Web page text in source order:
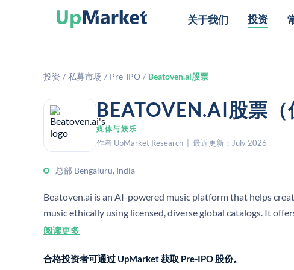
关于我们 投资
投资 / 私募市场 / Pre-IPO / Beatoven.ai股票
BEATOVEN.AI股票（
媒体与娱乐
作者 UpMarket Research | 最近更新：July 2026
总部 Bengaluru, India
Beatoven.ai is an AI-powered music platform that helps
music ethically using licensed, diverse global catalogs. It
creators and claims to be one of the first fairly trained AI
阅读更多
合格投资者可通过 UpMarket 获取 Pre-IPO 股份。